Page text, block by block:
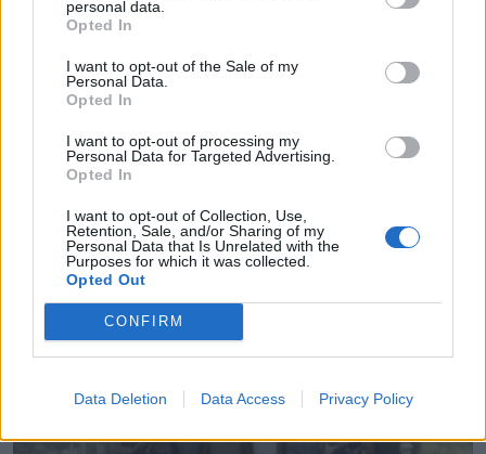
personal data.
Opted In
I want to opt-out of the Sale of my
Personal Data.
Opted In
I want to opt-out of processing my
Personal Data for Targeted Advertising.
Opted In
I want to opt-out of Collection, Use,
Retention, Sale, and/or Sharing of my
Personal Data that Is Unrelated with the
Purposes for which it was collected.
Opted Out
CONFIRM
Data Deletion Data Access Privacy Policy
Πύργου
07.08.2026 - 16.28